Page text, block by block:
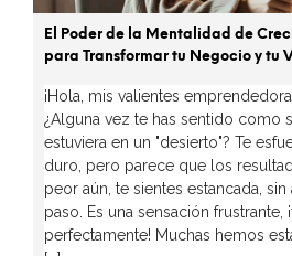
El Poder de la Mentalidad de
para Transformar tu Negocio y tu
¡Hola, mis valientes
¿Alguna vez te has sentido como
estuviera en un "desierto"? Te
duro, pero parece que los
peor aún, te sientes estancada,
paso. Es una sensación frustrante,
perfectamente! Muchas hemos